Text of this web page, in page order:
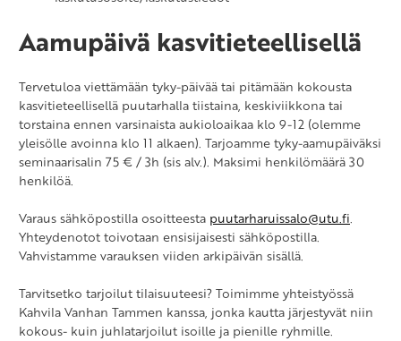
Aamupäivä kasvitieteellisellä
Tervetuloa viettämään tyky-päivää tai pitämään kokousta
kasvitieteellisellä puutarhalla tiistaina, keskiviikkona tai
torstaina ennen varsinaista aukioloaikaa klo 9-12 (olemme
yleisölle avoinna klo 11 alkaen). Tarjoamme tyky-aamupäiväksi
seminaarisalin 75 € / 3h (sis alv.). Maksimi henkilömäärä 30
henkilöä.
Varaus sähköpostilla osoitteesta puutarharuissalo@utu.fi.
Yhteydenotot toivotaan ensisijaisesti sähköpostilla.
Vahvistamme varauksen viiden arkipäivän sisällä.
Tarvitsetko tarjoilut tilaisuuteesi? Toimimme yhteistyössä
Kahvila Vanhan Tammen kanssa, jonka kautta järjestyvät niin
kokous- kuin juhlatarjoilut isoille ja pienille ryhmille.